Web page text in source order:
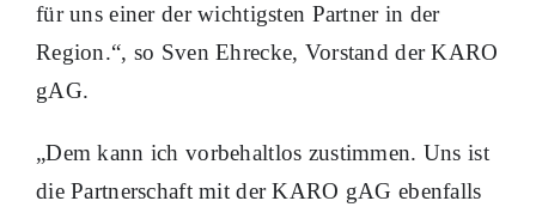
für uns einer der wichtigsten Partner in der
Region.“, so Sven Ehrecke, Vorstand der KARO
gAG.
„Dem kann ich vorbehaltlos zustimmen. Uns ist
die Partnerschaft mit der KARO gAG ebenfalls